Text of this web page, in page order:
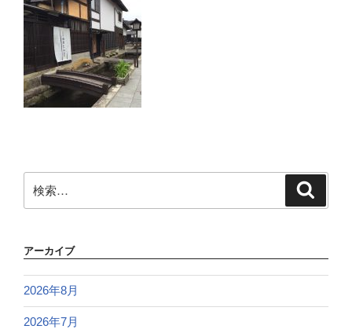
索:
アーカイブ
2026年8月
2026年7月